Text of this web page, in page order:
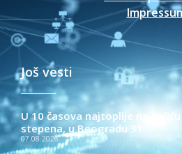
Još vesti
U 10 časova najtoplije na
stepena, u Beogradu 31
07.08.2026.